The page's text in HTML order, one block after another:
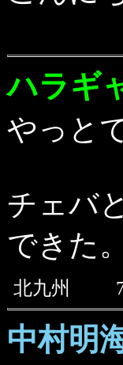
ハラギ
やっと
チェバ
できた。
北九州
中村明